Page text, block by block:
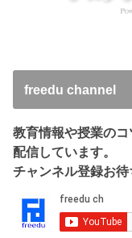
freedu channel
教育情報や授業の
配信しています。
チャンネル登録お待